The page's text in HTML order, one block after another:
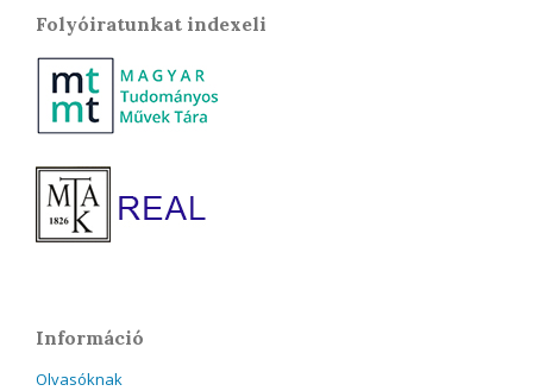
Folyóiratunkat indexeli
Információ
Olvasóknak